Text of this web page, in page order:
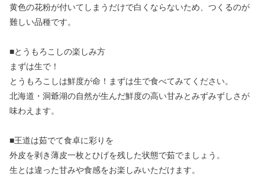
黄色の花粉が付いてしまうだけで白くならないため、つくるのが
難しい品種です。
■とうもろこしの楽しみ方
まずは生で！
とうもろこしは鮮度が命！まずは生で食べてみてください。
北海道・洞爺湖の自然が生んだ鮮度の高い甘みとみずみずしさが
味わえます。
■王道は茹でて食卓に彩りを
外皮を剥き薄皮一枚とひげを残した状態で茹でましょう。
生とは違った甘みや食感をお楽しみいただけます。